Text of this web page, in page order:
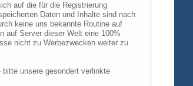
auf die für die Registrierung
Daten und Inhalte sind nach
keine uns bekannte Routine auf
auf Server dieser Welt eine 100%
nicht zu Werbezwecken weiter zu
unsere gesondert verlinkte